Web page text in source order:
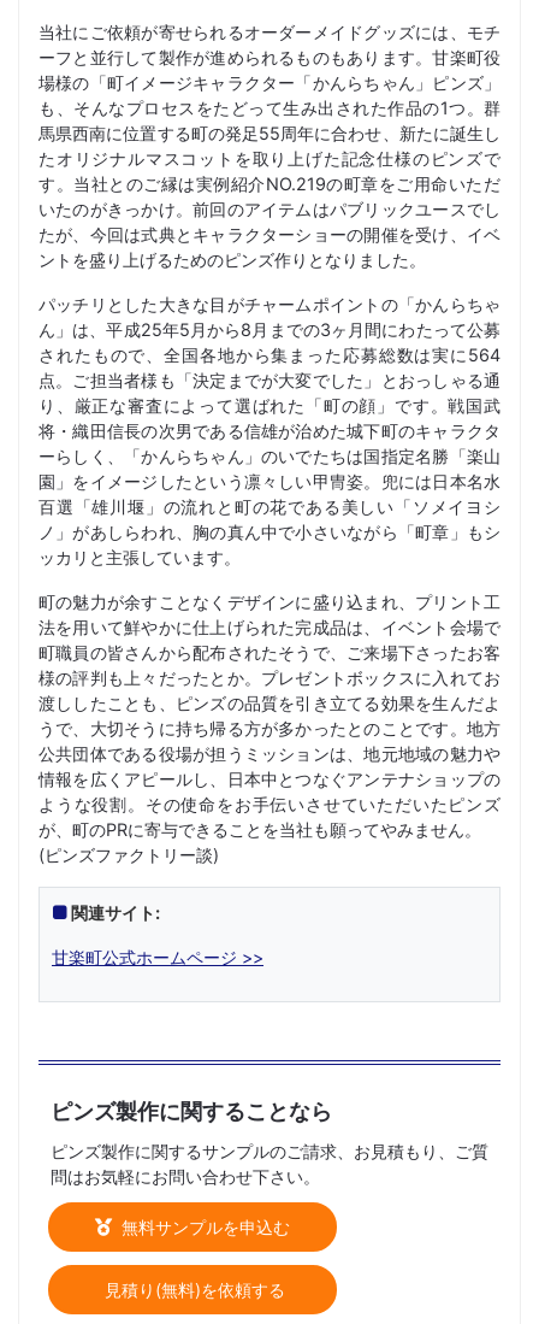
当社にご依頼が寄せられるオーダーメイドグッズには、モチ
ーフと並行して製作が進められるものもあります。甘楽町役
場様の「町イメージキャラクター「かんらちゃん」ピンズ」
も、そんなプロセスをたどって生み出された作品の1つ。群
馬県西南に位置する町の発足55周年に合わせ、新たに誕生し
たオリジナルマスコットを取り上げた記念仕様のピンズで
す。当社とのご縁は実例紹介NO.219の町章をご用命いただ
いたのがきっかけ。前回のアイテムはパブリックユースでし
たが、今回は式典とキャラクターショーの開催を受け、イベ
ントを盛り上げるためのピンズ作りとなりました。
パッチリとした大きな目がチャームポイントの「かんらちゃ
ん」は、平成25年5月から8月までの3ヶ月間にわたって公募
されたもので、全国各地から集まった応募総数は実に564
点。ご担当者様も「決定までが大変でした」とおっしゃる通
り、厳正な審査によって選ばれた「町の顔」です。戦国武
将・織田信長の次男である信雄が治めた城下町のキャラクタ
ーらしく、「かんらちゃん」のいでたちは国指定名勝「楽山
園」をイメージしたという凛々しい甲冑姿。兜には日本名水
百選「雄川堰」の流れと町の花である美しい「ソメイヨシ
ノ」があしらわれ、胸の真ん中で小さいながら「町章」もシ
ッカリと主張しています。
町の魅力が余すことなくデザインに盛り込まれ、プリント工
法を用いて鮮やかに仕上げられた完成品は、イベント会場で
町職員の皆さんから配布されたそうで、ご来場下さったお客
様の評判も上々だったとか。プレゼントボックスに入れてお
渡ししたことも、ピンズの品質を引き立てる効果を生んだよ
うで、大切そうに持ち帰る方が多かったとのことです。地方
公共団体である役場が担うミッションは、地元地域の魅力や
情報を広くアピールし、日本中とつなぐアンテナショップの
ような役割。その使命をお手伝いさせていただいたピンズ
が、町のPRに寄与できることを当社も願ってやみません。
(ピンズファクトリー談)
関連サイト:
甘楽町公式ホームページ >>
ピンズ製作に関することなら
ピンズ製作に関するサンプルのご請求、お見積もり、ご質
問はお気軽にお問い合わせ下さい。
無料サンプルを申込む
見積り(無料)を依頼する